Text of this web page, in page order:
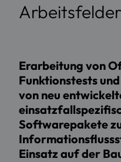
Erarbeitung von
Funktionstests
von neu
Softwarepakete
Einsatz auf der